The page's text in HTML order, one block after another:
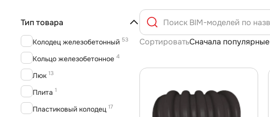
Тип товара
Колодец железобетонный 53
Кольцо железобетонное 4
Люк 13
Плита 1
Пластиковый колодец 17
СортироватьСначала популярные